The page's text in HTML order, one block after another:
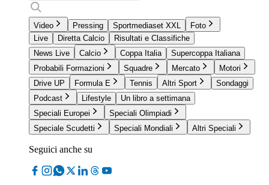
Video Pressing Sportmediaset XXL
Foto
Live
Diretta Calcio
Risultati e Classifiche
News Live
Calcio Coppa Italia
Supercoppa Italiana
Probabili Formazioni
Squadre Mercato
Motori
Drive UP
Formula E Tennis Altri Sport
Sondaggi
Podcast
Lifestyle
Un libro a settimana
Speciali Europei
Speciali Olimpiadi
Speciale Scudetti
Speciali Mondiali Altri Speciali
Seguici anche su